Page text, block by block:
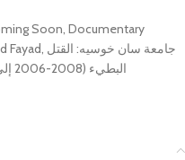
Soon, Documentary
Fayad, جامعة سان خوسيه: القتل
البطيء (2008-2006 إلى الوقت الحاضر)